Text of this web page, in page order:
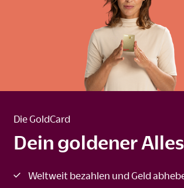
Die GoldCard
Dein goldener
Weltweit bezahlen und Geld